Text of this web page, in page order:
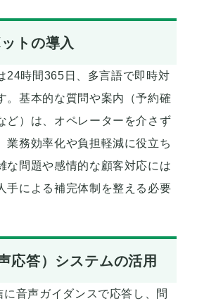
トの導入
24時間365日、多言語で即時対
。基本的な質問や案内（予約確
ど）は、オペレーターを介さず
業務効率化や負担軽減に役立ち
な問題や感情的な顧客対応には
手による補完体制を整える必要
応答）システムの活用
に音声ガイダンスで応答し、問